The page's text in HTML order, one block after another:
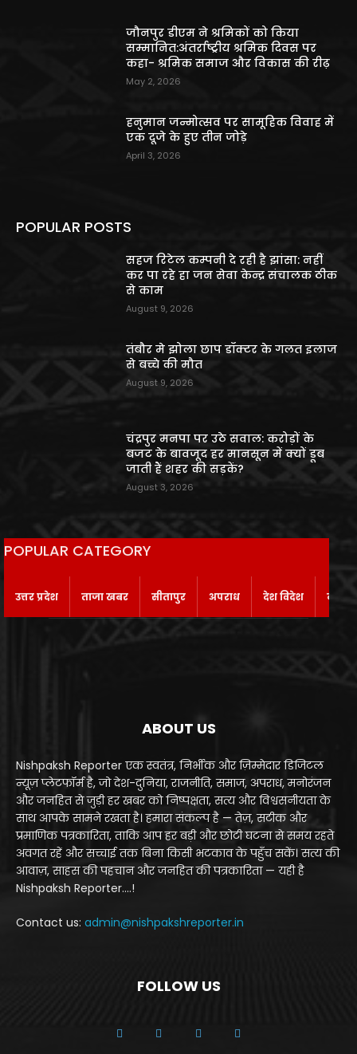
जौनपुर डीएम ने श्रमिकों को किया
सम्मानित:अंतर्राष्ट्रीय श्रमिक दिवस पर
कहा- श्रमिक समाज और विकास की रीढ़
May 2, 2026
हनुमान जन्मोत्सव पर सामूहिक विवाह में
एक दूजे के हुए तीन जोड़े
April 3, 2026
POPULAR POSTS
सहज रिटेल कम्पनी दे रही है झांसा: नहीं
कर पा रहे हा जन सेवा केन्द्र संचालक ठीक
से काम
August 9, 2026
तंबौर मे झोला छाप डॉक्टर के गलत इलाज
से बच्चे की मौत
August 9, 2026
चंद्रपुर मनपा पर उठे सवाल: करोड़ों के
बजट के बावजूद हर मानसून में क्यों डूब
जाती हैं शहर की सड़कें?
August 3, 2026
POPULAR CATEGORY
उत्तर प्रदेश ताजा खबर सीतापुर अपराध देश विदेश
ABOUT US
Nishpaksh Reporter एक स्वतंत्र, निर्भीक और ज़िम्मेदार डिजिटल
न्यूज़ प्लेटफॉर्म है, जो देश-दुनिया, राजनीति, समाज, अपराध, मनोरंजन
और जनहित से जुड़ी हर खबर को निष्पक्षता, सत्य और विश्वसनीयता के
साथ आपके सामने रखता है। हमारा संकल्प है — तेज़, सटीक और
प्रमाणिक पत्रकारिता, ताकि आप हर बड़ी और छोटी घटना से समय रहते
अवगत रहें और सच्चाई तक बिना किसी भटकाव के पहुँच सकें। सत्य की
आवाज़, साहस की पहचान और जनहित की पत्रकारिता — यही है
Nishpaksh Reporter....!
Contact us: admin@nishpakshreporter.in
FOLLOW US